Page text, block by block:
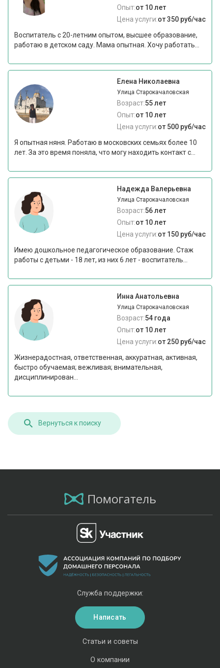
Опыт:от 10 лет
Цена услуги:от 350 руб/час
Воспитатель с 20-летним опытом, высшее образование,
работаю в детском саду. Мама опытная. Хочу работать...
Елена Николаевна
Улица Старокачаловская
Возраст:55 лет
Опыт:от 10 лет
Цена услуги:от 500 руб/час
Я опытная няня. Работаю в московских семьях более 10
лет. За это время поняла, что могу находить контакт с...
Надежда Валерьевна
Улица Старокачаловская
Возраст:56 лет
Опыт:от 10 лет
Цена услуги:от 150 руб/час
Имею дошкольное педагогическое образование. Стаж
работы с детьми - 18 лет, из них 6 лет - воспитатель...
Инна Анатольевна
Улица Старокачаловская
Возраст:54 года
Опыт:от 10 лет
Цена услуги:от 250 руб/час
Жизнерадостная, ответственная, аккуратная, активная,
быстро обучаемая; вежливая; внимательная,
дисциплинирован...
Вернуться к поиску
Помогатель
Статьи и советы
О компании
Служба поддержки:
Написать